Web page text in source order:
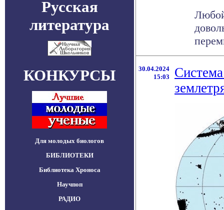
Русская
литература
КОНКУРСЫ
Для молодых биологов
БИБЛИОТЕКИ
Библиотека Хроноса
Научпоп
РАДИО
30.04.2024
15:03